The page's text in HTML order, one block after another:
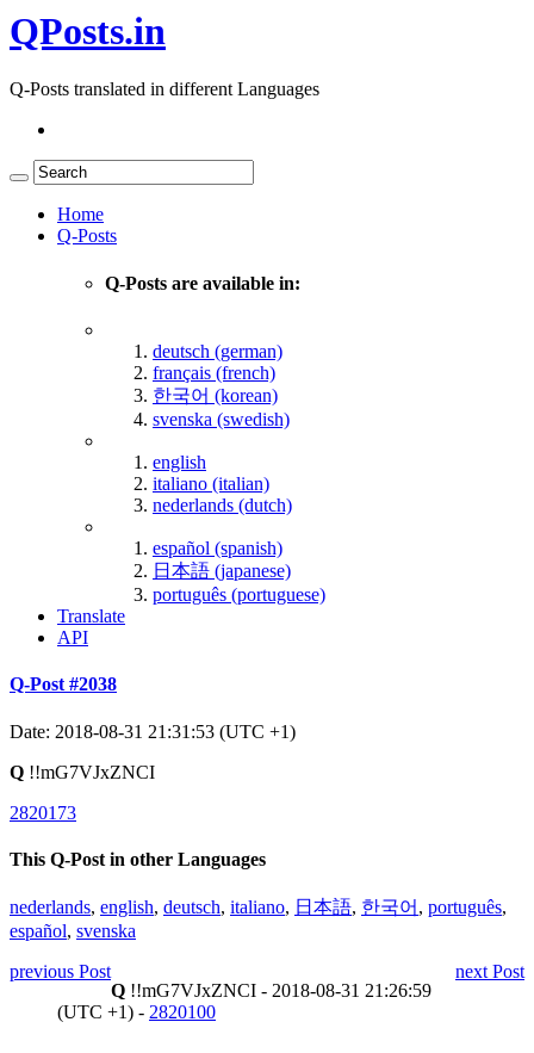
QPosts.in
Q-Posts translated in different Languages
Home
Q-Posts
Q-Posts are available in:
deutsch (german)
français (french)
한국어 (korean)
svenska (swedish)
english
italiano (italian)
nederlands (dutch)
español (spanish)
日本語 (japanese)
português (portuguese)
Translate
API
Q-Post #2038
Date: 2018-08-31 21:31:53 (UTC +1)
Q !!mG7VJxZNCI
2820173
This Q-Post in other Languages
nederlands, english, deutsch, italiano, 日本語, 한국어 , português,
español, svenska
previous Post
next Post
Q !!mG7VJxZNCI - 2018-08-31 21:26:59
(UTC +1) - 2820100